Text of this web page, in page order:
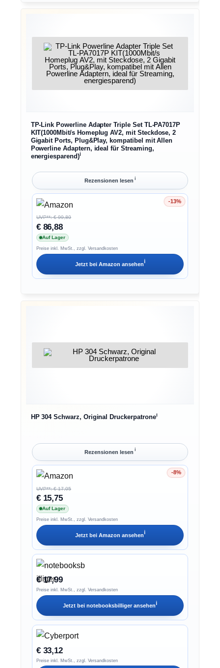
TP-Link Powerline Adapter Triple Set TL-PA7017P
KIT(1000Mbit/s Homeplug AV2, mit Steckdose, 2
Gigabit Ports, Plug&Play, kompatibel mit Allen
Powerline Adaptern, ideal für Streaming,
energiesparend)ℹ︎
Rezensionen lesen ℹ︎
-13%
Ersparnis 13%
UVP**: € 99,80
€ 86,88
Auf Lager
Preise inkl. MwSt., zzgl. Versandkosten
Jetzt bei Amazon ansehenℹ︎
HP 304 Schwarz, Original Druckerpatroneℹ︎
Rezensionen lesen ℹ︎
-8%
Ersparnis 8%
UVP**: € 17,05
€ 15,75
Auf Lager
Preise inkl. MwSt., zzgl. Versandkosten
Jetzt bei Amazon ansehenℹ︎
€ 17,99
Preise inkl. MwSt., zzgl. Versandkosten
Jetzt bei notebooksbilligeransehenℹ︎
€ 33,12
Preise inkl. MwSt., zzgl. Versandkosten